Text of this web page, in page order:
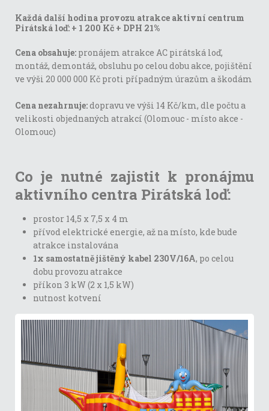
Každá další hodina provozu atrakce aktivní centrum
Pirátská loď: + 1 200 Kč + DPH 21%
Cena obsahuje: pronájem atrakce AC pirátská loď,
montáž, demontáž, obsluhu po celou dobu akce, pojištění
ve výši 20 000 000 Kč proti případným úrazům a škodám
Cena nezahrnuje:dopravu ve výši 14 Kč/km, dle počtu a
velikosti objednaných atrakcí (Olomouc - místo akce -
Olomouc)
Co je nutné zajistit k pronájmu
aktivního centra Pirátská loď:
prostor 14,5 x 7,5 x 4 m
přívod elektrické energie, až na místo, kde bude
atrakce instalována
1x samostatně jištěný kabel 230V/16A, po celou
dobu provozu atrakce
příkon 3 kW (2 x 1,5 kW)
nutnost kotvení